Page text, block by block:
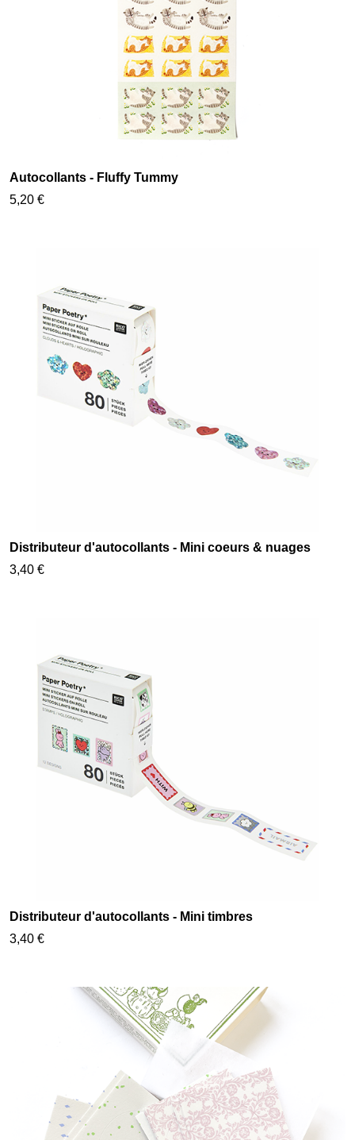
Autocollants - Fluffy Tummy
5,20 €
Distributeur d'autocollants - Mini coeurs & nuages
3,40 €
Distributeur d'autocollants - Mini timbres
3,40 €